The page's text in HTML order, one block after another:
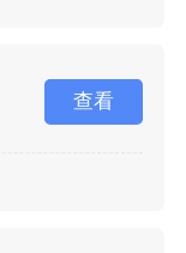
查看